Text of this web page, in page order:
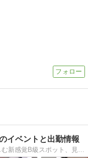
イベントと出勤情報
マジックミラー越しに美少女を見て楽しむ新感覚B級スポット、見学店・見学クラブ「渋谷ギャラクシー」のイベントやお得情報をお知らせします。